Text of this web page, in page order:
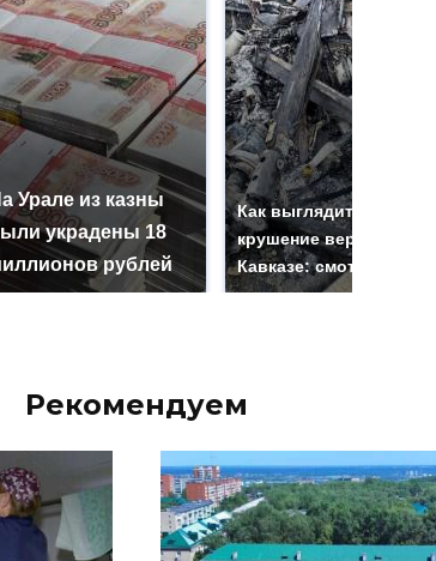
Урале из казны
украдены 18
рублей
Как выглядит место
крушение вертолета на
Кавказе: смотреть
Рекомендуем